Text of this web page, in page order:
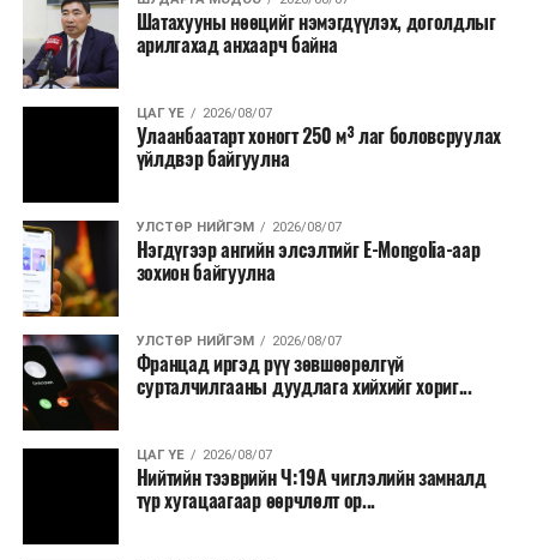
Шатахууны нөөцийг нэмэгдүүлэх, доголдлыг
арилгахад анхаарч байна
ЦАГ ҮЕ 2026/08/07
Улаанбаатарт хоногт 250 м³ лаг боловсруулах
үйлдвэр байгуулна
УЛСТӨР НИЙГЭМ 2026/08/07
Нэгдүгээр ангийн элсэлтийг E-Mongolia-аар
зохион байгуулна
УЛСТӨР НИЙГЭМ 2026/08/07
Францад иргэд рүү зөвшөөрөлгүй
сурталчилгааны дуудлага хийхийг хориг...
ЦАГ ҮЕ 2026/08/07
Нийтийн тээврийн Ч:19А чиглэлийн замналд
түр хугацаагаар өөрчлөлт ор...